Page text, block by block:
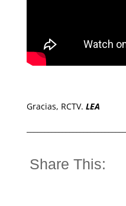
Gracias, RCTV. LEA
Share This: